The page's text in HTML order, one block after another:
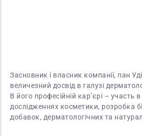
Засновник і власник компанії, пан
величезний досвід в галузі
В його професійній кар’єрі – участь
дослідженнях косметики, розробка
добавок, дерматологічних та